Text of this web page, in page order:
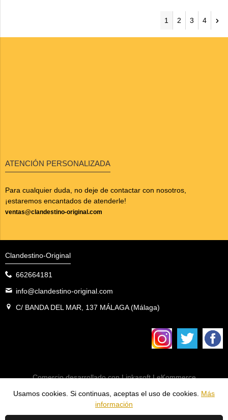
Usamos cookies. Si continuas, aceptas el uso de cookies. Más
información
1 2 3 4
ATENCIÓN PERSONALIZADA
Para cualquier duda, no deje de contactar con nosotros,
¡estaremos encantados de atenderle!
ventas@clandestino-original.com
Clandestino-Original
662664181
info@clandestino-original.com
C/ BANDA DEL MAR, 137 MÁLAGA (Málaga)
Comercio desarrollado conLinkasoft LeKommerce